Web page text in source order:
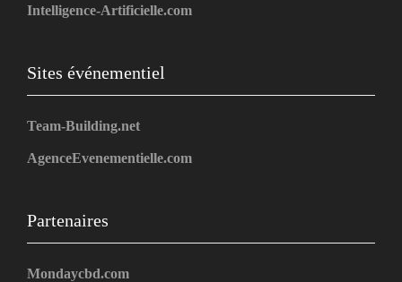
Intelligence-Artificielle.com
Sites événementiel
Team-Building.net
AgenceEvenementielle.com
Partenaires
Mondaycbd.com